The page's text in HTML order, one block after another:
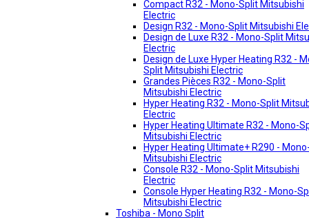
Compact R32 - Mono-Split Mitsubishi
Electric
Design R32 - Mono-Split Mitsubishi
Design de Luxe R32 - Mono-Split
Electric
Design de Luxe Hyper Heating R32 -
Split Mitsubishi Electric
Grandes Pièces R32 - Mono-Split
Mitsubishi Electric
Hyper Heating R32 - Mono-Split
Electric
Hyper Heating Ultimate R32 - Mono-
Mitsubishi Electric
Hyper Heating Ultimate+ R290 -
Mitsubishi Electric
Console R32 - Mono-Split Mitsubishi
Electric
Console Hyper Heating R32 - Mono-
Mitsubishi Electric
Toshiba - Mono Split